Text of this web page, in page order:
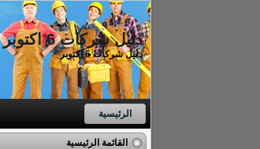
دليل شركات 6 اكتوبر
دليل شركات 6 اكتوبر
الرئيسية
القائمة الرئيسية